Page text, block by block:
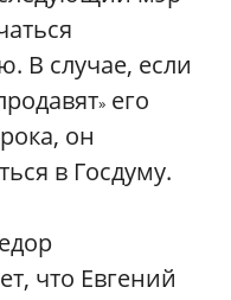
В случае, если
» его
он
в Госдуму.
что Евгений